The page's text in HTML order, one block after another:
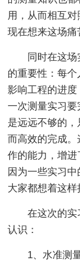
用，从而相互对
现在想来这场痛
同时在这场实
的重要性：每
影响工程的进度
一次测量实习
是远远不够的
而高效的完成
作的能力，增
因为一些实习
大家都想着这样
在这次的实习
认识：
1、水准测